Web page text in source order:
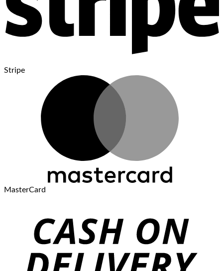
Stripe
MasterCard